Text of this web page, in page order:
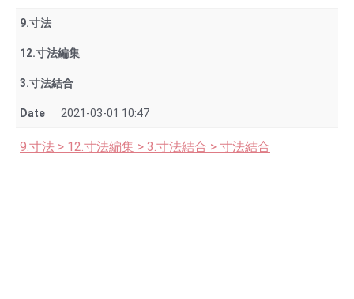
9.寸法
12.寸法編集
3.寸法結合
Date 2021-03-01 10:47
9.寸法 > 12.寸法編集 > 3.寸法結合 > 寸法結合